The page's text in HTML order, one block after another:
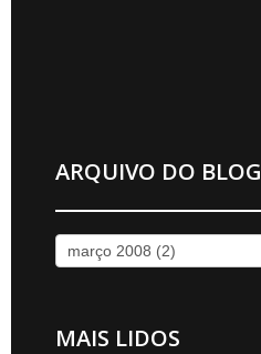
ARQUIVO DO BLOG
MAIS LIDOS